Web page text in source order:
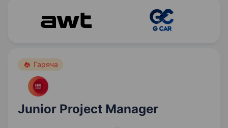
Гаряча
Junior Project Manager